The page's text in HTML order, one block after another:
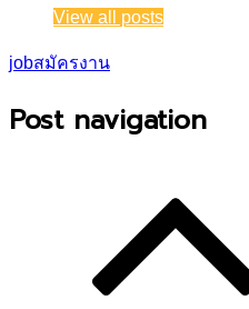
View all posts
jobสมัครงาน
Post navigation